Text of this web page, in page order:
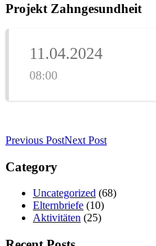
Projekt Zahngesundheit
11.04.2024
08:00
Previous PostNext Post
Category
Uncategorized (68)
Elternbriefe (10)
Aktivitäten (25)